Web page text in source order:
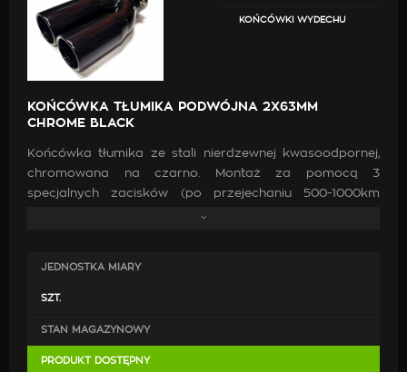
KOŃCÓWKI WYDECHU
KOŃCÓWKA TŁUMIKA PODWÓJNA 2X63MM
CHROME BLACK
Końcówka tłumika ze stali nierdzewnej kwasoodpornej,
chromowana na czarno. Montaż za pomocą 3
specjalnych zacisków (po przejechaniu 500-1000km
prosimy o sprawdzenie dokręcenia śrób), końcówka
JEDNOSTKA MIARY
SZT.
STAN MAGAZYNOWY
PRODUKT DOSTĘPNY